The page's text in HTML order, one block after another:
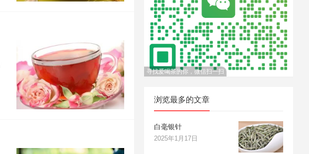
寻找爱喝茶的你，微信扫一扫
浏览最多的文章
白毫银针
2025年1月17日